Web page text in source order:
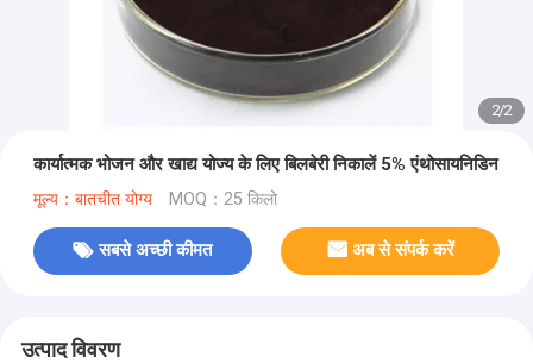
2/2
कार्यात्मक भोजन और खाद्य योज्य के लिए बिलबेरी निकालें 5% एंथोसायनिडिन
मूल्य：बातचीत योग्य MOQ：25 किलो
सबसे अच्छी कीमत अब से संपर्क करें
उत्पाद विवरण